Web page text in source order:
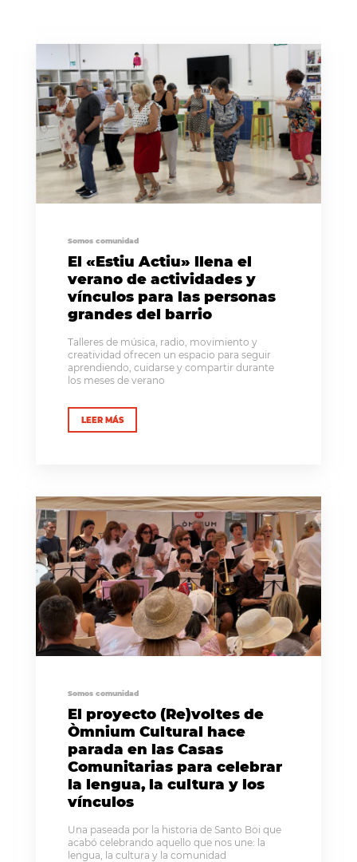
Somos comunidad
El «Estiu Actiu» llena el
verano de actividades y
vínculos para las personas
grandes del barrio
Talleres de música, radio, movimiento y
creatividad ofrecen un espacio para seguir
aprendiendo, cuidarse y compartir durante
los meses de verano
LEER MÁS
Somos comunidad
El proyecto (Re)voltes de
Òmnium Cultural hace
parada en las Casas
Comunitarias para celebrar
la lengua, la cultura y los
vínculos
Una paseada por la historia de Santo Boi que
acabó celebrando aquello que nos une: la
lengua, la cultura y la comunidad